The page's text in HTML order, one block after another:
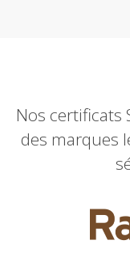
Nos certificats
des marques